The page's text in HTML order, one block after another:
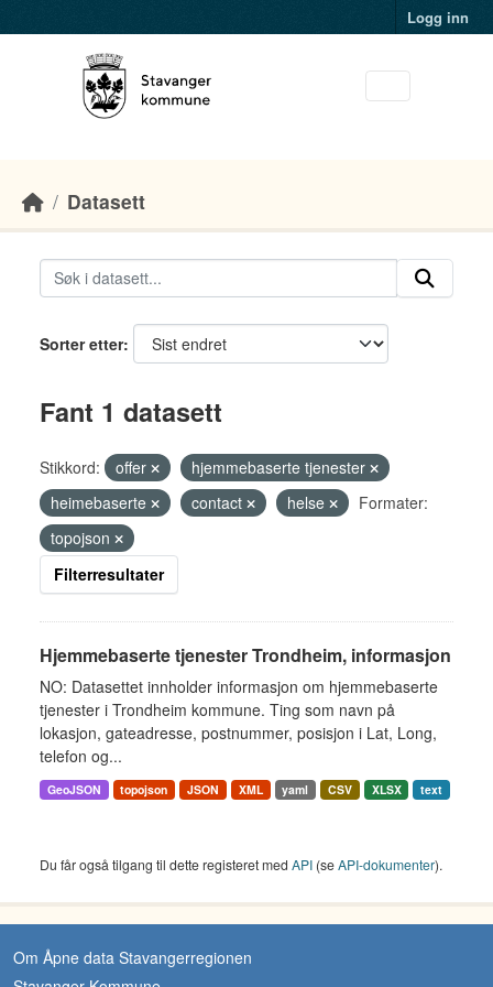
Logg inn
Datasett
Sorter etter
Fant 1 datasett
Stikkord: offer
hjemmebaserte tjenester
heimebaserte
contact helse
Formater:
topojson
Filterresultater
Hjemmebaserte tjenester Trondheim, informasjon
NO: Datasettet innholder informasjon om hjemmebaserte
tjenester i Trondheim kommune. Ting som navn på
lokasjon, gateadresse, postnummer, posisjon i Lat, Long,
telefon og...
GeoJSON topojson JSON XML yaml CSV XLSX text
Du får også tilgang til dette registeret med API (seAPI-dokumenter).
Om Åpne data Stavangerregionen